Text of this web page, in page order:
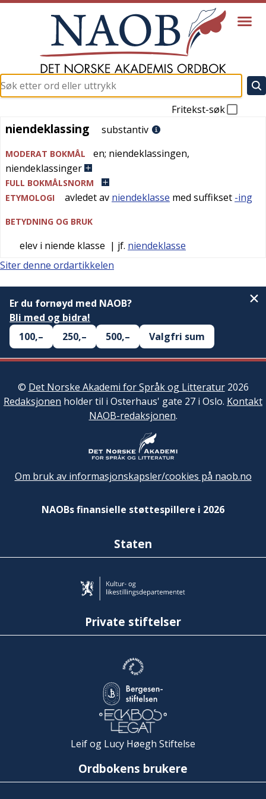
Fritekst-søk
niendeklassing
niendeklassing substantiv
MODERAT BOKMÅL en; niendeklassingen,
niendeklassinger
FULL BOKMÅLSNORM
ETYMOLOGI
avledet av niendeklasse med suffikset -ing
BETYDNING OG BRUK
elev i niende klasse | jf. niendeklasse
Siter denne ordartikkelen
Er du fornøyd med NAOB?
Bli med og bidra!
100,–
250,– 500,– Valgfri sum
© Det Norske Akademi for Språk og Litteratur2026
Redaksjonen holder til i Osterhaus' gate 27 i Oslo. Kontakt
NAOB-redaksjonen.
Om bruk av informasjonskapsler/cookies på naob.no
NAOBs finansielle støttespillere i 2026
Staten
Private stiftelser
Leif og Lucy Høegh Stiftelse
Ordbokens brukere